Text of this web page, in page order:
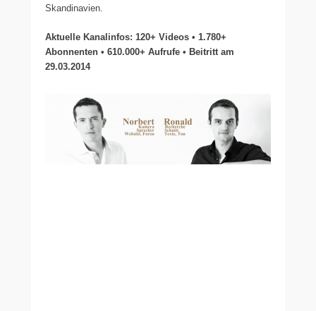
Skandinavien.
Aktuelle Kanalinfos: 120+ Videos • 1.780+
Abonnenten • 610.000+ Aufrufe • Beitritt am
29.03.2014